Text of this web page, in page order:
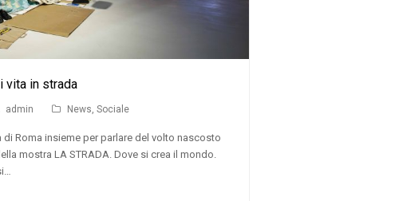
vita in strada
admin News, Sociale
di Roma insieme per parlare del volto nascosto
mostra LA STRADA. Dove si crea il mondo.